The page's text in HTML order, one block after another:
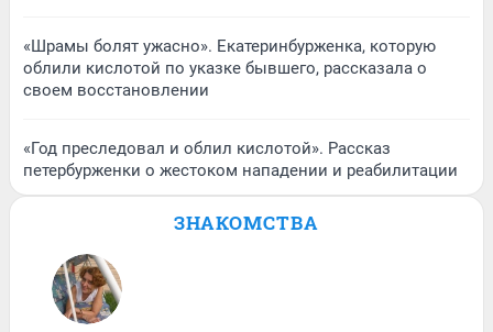
«Шрамы болят ужасно». Екатеринбурженка, которую
облили кислотой по указке бывшего, рассказала о
своем восстановлении
«Год преследовал и облил кислотой». Рассказ
петербурженки о жестоком нападении и реабилитации
ЗНАКОМСТВА